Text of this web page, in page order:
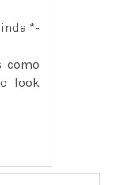
*-
como
look